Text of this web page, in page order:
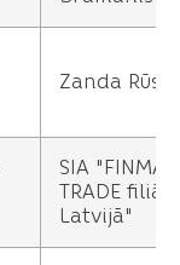
Zanda
SIA
TRADE filiāle
Latvijā"